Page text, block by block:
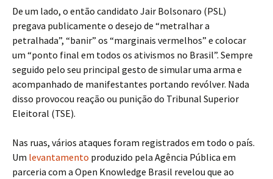
De um lado, o então candidato Jair Bolsonaro (PSL)
pregava publicamente o desejo de “metralhar a
petralhada”, “banir” os “marginais vermelhos” e colocar
um “ponto final em todos os ativismos no Brasil”. Sempre
seguido pelo seu principal gesto de simular uma arma e
acompanhado de manifestantes portando revólver. Nada
disso provocou reação ou punição do Tribunal Superior
Eleitoral (TSE).
Nas ruas, vários ataques foram registrados em todo o país.
Um levantamento produzido pela Agência Pública em
parceria com a Open Knowledge Brasil revelou que ao